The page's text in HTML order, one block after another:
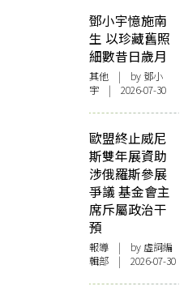
鄧小宇憶施南
生 以珍藏舊照
細數昔日歲月
其他 | by 鄧小
宇 | 2026-07-30
歐盟終止威尼
斯雙年展資助
涉俄羅斯參展
爭議 基金會主
席斥屬政治干
預
報導 | by 虛詞編
輯部 | 2026-07-30